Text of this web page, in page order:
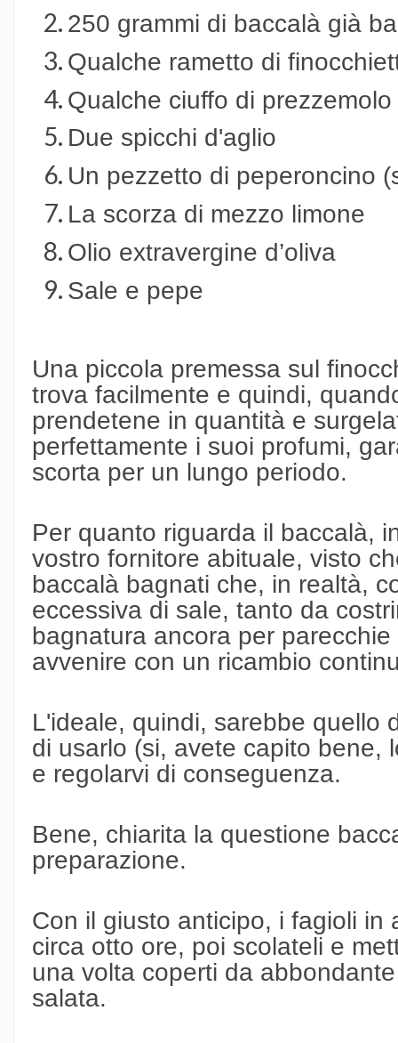
250 grammi di baccalà già
Qualche rametto di
Qualche ciuffo di prezzemolo
Due spicchi d'aglio
Un pezzetto di peperoncino
La scorza di mezzo limone
Olio extravergine d’oliva
Sale e pepe
Una piccola premessa sul
trova facilmente e quindi,
prendetene in quantità e
perfettamente i suoi profumi,
scorta per un lungo periodo.
Per quanto riguarda il baccalà,
vostro fornitore abituale, visto
baccalà bagnati che, in realtà,
eccessiva di sale, tanto da
bagnatura ancora per
avvenire con un ricambio
L'ideale, quindi, sarebbe quello
di usarlo (si, avete capito bene,
e regolarvi di conseguenza.
Bene, chiarita la questione
preparazione.
Con il giusto anticipo, i fagioli
circa otto ore, poi scolateli e
una volta coperti da
salata.